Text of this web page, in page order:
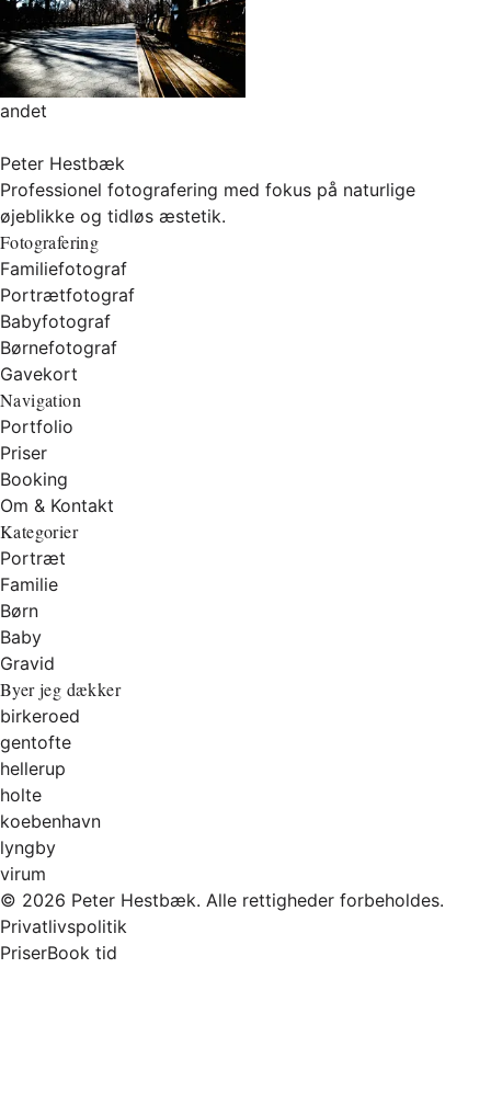
andet
Peter Hestbæk
Professionel fotografering med fokus på naturlige
øjeblikke og tidløs æstetik.
Fotografering
Familiefotograf
Portrætfotograf
Babyfotograf
Børnefotograf
Gavekort
Navigation
Portfolio
Priser
Booking
Om & Kontakt
Kategorier
Portræt
Familie
Børn
Baby
Gravid
Byer jeg dækker
birkeroed
gentofte
hellerup
holte
koebenhavn
lyngby
virum
© 2026 Peter Hestbæk. Alle rettigheder forbeholdes.
Privatlivspolitik
PriserBook tid